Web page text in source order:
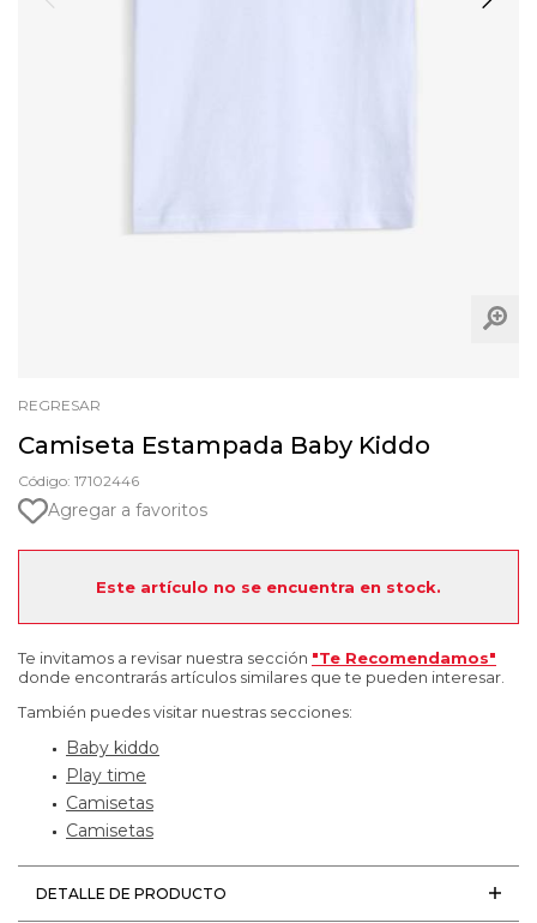
REGRESAR
Camiseta Estampada Baby Kiddo
Código: 17102446
Agregar a favoritos
Este artículo no se encuentra en stock.
Te invitamos a revisar nuestra sección "Te Recomendamos"
donde encontrarás artículos similares que te pueden interesar.
También puedes visitar nuestras secciones:
Baby kiddo
Play time
Camisetas
Camisetas
DETALLE DE PRODUCTO